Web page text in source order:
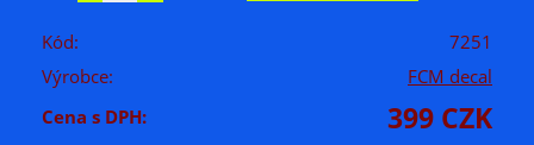
Kód:
7251
Výrobce:
FCM decal
Cena s DPH:
399 CZK